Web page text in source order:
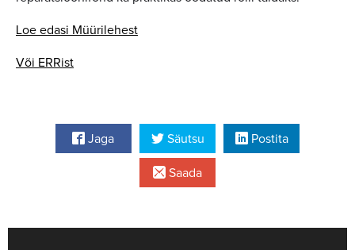
Loe edasi Müürilehest
Või ERRist
Jaga Säutsu Postita
Saada